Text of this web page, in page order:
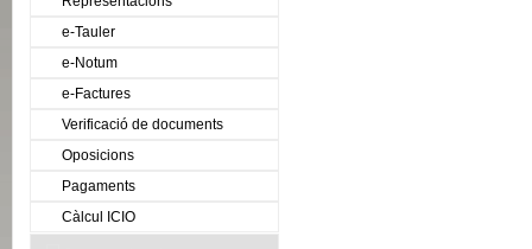
e-Tauler
e-Notum
e-Factures
Verificació de documents
Oposicions
Pagaments
Càlcul ICIO